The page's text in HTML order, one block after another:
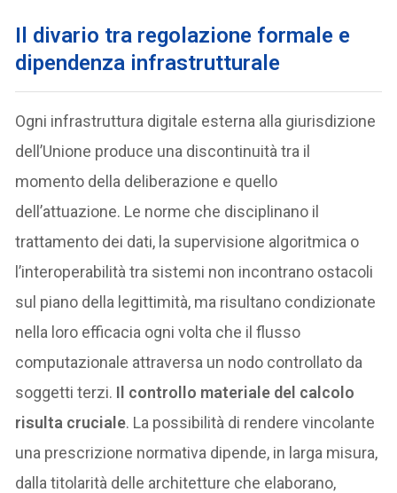
Il divario tra regolazione formale e
dipendenza infrastrutturale
Ogni infrastruttura digitale esterna alla giurisdizione
dell’Unione produce una discontinuità tra il
momento della deliberazione e quello
dell’attuazione. Le norme che disciplinano il
trattamento dei dati, la supervisione algoritmica o
l’interoperabilità tra sistemi non incontrano ostacoli
sul piano della legittimità, ma risultano condizionate
nella loro efficacia ogni volta che il flusso
computazionale attraversa un nodo controllato da
soggetti terzi. Il controllo materiale del calcolo
risulta cruciale. La possibilità di rendere vincolante
una prescrizione normativa dipende, in larga misura,
dalla titolarità delle architetture che elaborano,